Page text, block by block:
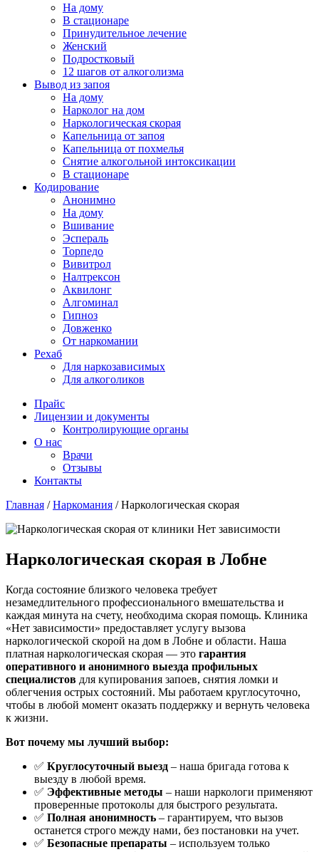
На дому
В стационаре
Принудительное лечение
Женский
Подростковый
12 шагов от алкоголизма
Вывод из запоя
На дому
Нарколог на дом
Наркологическая скорая
Капельница от запоя
Капельница от похмелья
Снятие алкогольной интоксикации
В стационаре
Кодирование
Анонимно
На дому
Вшивание
Эспераль
Торпедо
Вивитрол
Налтрексон
Аквилонг
Алгоминал
Гипноз
Довженко
От наркомании
Рехаб
Для наркозависимых
Для алкоголиков
Прайс
Лицензии и документы
Контролирующие органы
О нас
Врачи
Отзывы
Контакты
Главная /Наркомания /Наркологическая скорая
Наркологическая скорая в Лобне
Когда состояние близкого человека требует
незамедлительного профессионального вмешательства и
каждая минута на счету, необходима скорая помощь. Клиника
«Нет зависимости» предоставляет услугу вызова
наркологической скорой на дом в Лобне и области. Наша
платная наркологическая скорая — это гарантия
оперативного и анонимного выезда профильных
специалистов для купирования запоев, снятия ломки и
облегчения острых состояний. Мы работаем круглосуточно,
чтобы в любой момент оказать поддержку и вернуть человека
к жизни.
Вот почему мы лучший выбор:
✅ Круглосуточный выезд – наша бригада готова к
выезду в любой время.
✅ Эффективные методы – наши наркологи применяют
проверенные протоколы для быстрого результата.
✅ Полная анонимность – гарантируем, что вызов
останется строго между нами, без постановки на учет.
✅ Безопасные препараты – используем только